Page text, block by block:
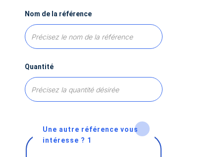
Nom de la référence
Quantité
Une autre référence vous
intéresse ? 1